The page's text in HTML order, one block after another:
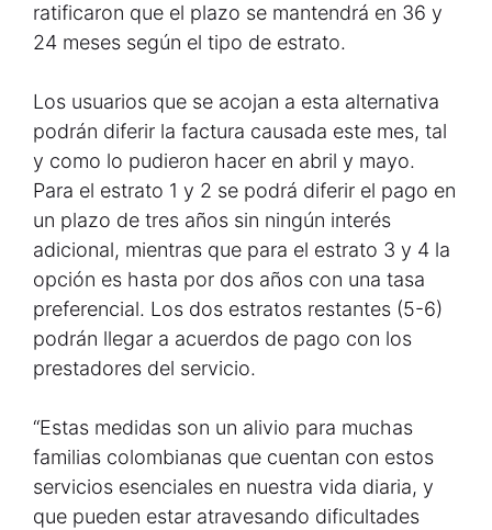
ratificaron que el plazo se mantendrá en 36 y
24 meses según el tipo de estrato.
Los usuarios que se acojan a esta alternativa
podrán diferir la factura causada este mes, tal
y como lo pudieron hacer en abril y mayo.
Para el estrato 1 y 2 se podrá diferir el pago en
un plazo de tres años sin ningún interés
adicional, mientras que para el estrato 3 y 4 la
opción es hasta por dos años con una tasa
preferencial. Los dos estratos restantes (5-6)
podrán llegar a acuerdos de pago con los
prestadores del servicio.
“Estas medidas son un alivio para muchas
familias colombianas que cuentan con estos
servicios esenciales en nuestra vida diaria, y
que pueden estar atravesando dificultades